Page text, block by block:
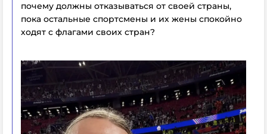
почему должны отказываться от своей страны,
пока остальные спортсмены и их жены спокойно
ходят с флагами своих стран?